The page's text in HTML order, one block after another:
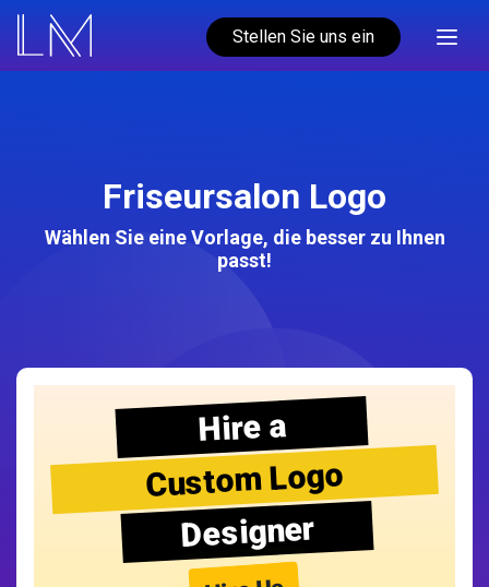
Stellen Sie uns ein
Friseursalon Logo
Wählen Sie eine Vorlage, die besser zu Ihnen
passt!
Hire a
Custom Logo
Designer